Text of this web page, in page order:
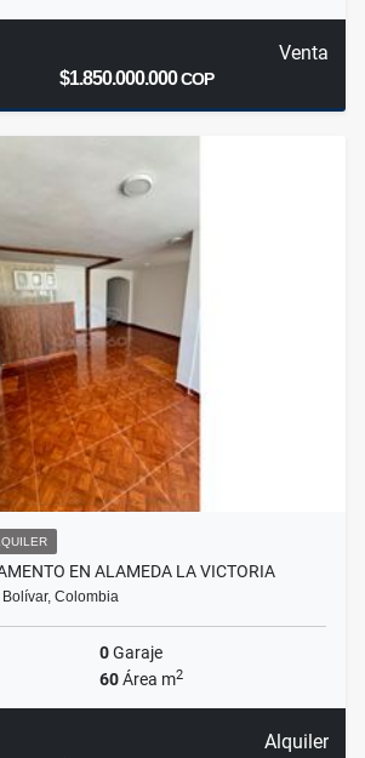
Venta
$1.850.000.000COP
EN ALAMEDA LA VICTORIA
Colombia
0Garaje
60Área m2
Alquiler